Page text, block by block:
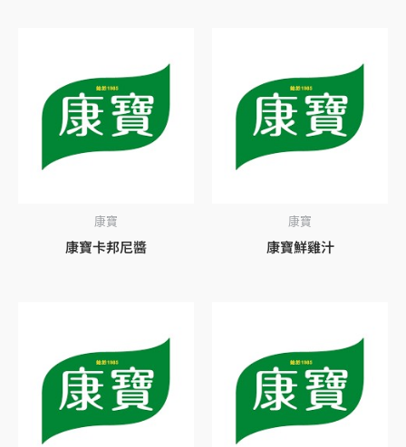
康寶
康寶卡邦尼醬
康寶
康寶鮮雞汁